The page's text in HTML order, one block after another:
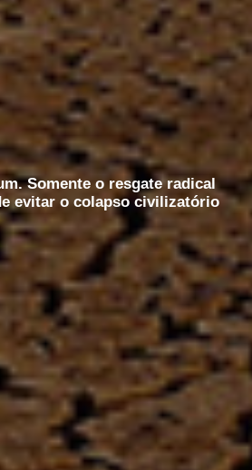
Somente o resgate radical
evitar o colapso civilizatório